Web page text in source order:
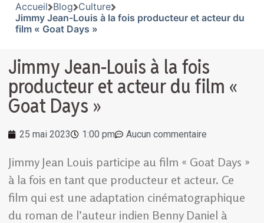
Accueil Blog Culture
Jimmy Jean-Louis à la fois producteur et acteur du
film « Goat Days »
Jimmy Jean-Louis à la fois
producteur et acteur du film «
Goat Days »
25 mai 2023 1:00 pm Aucun commentaire
Jimmy Jean Louis participe au film « Goat Days »
à la fois en tant que producteur et acteur. Ce
film qui est une adaptation cinématographique
du roman de l’auteur indien Benny Daniel à